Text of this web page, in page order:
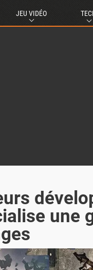
JEU VIDÉO
une